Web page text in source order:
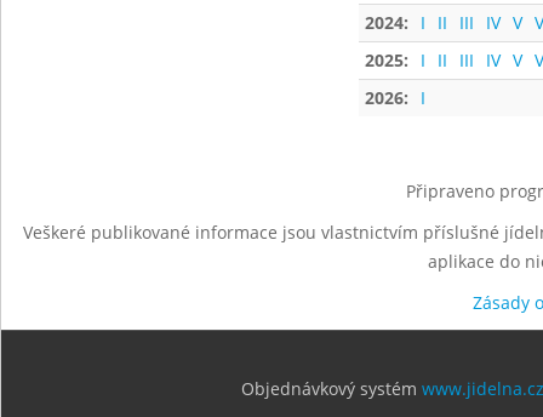
2024:
I II III IV V
2025:
I II III IV V
2026:
I
Připraveno
Veškeré publikované informace jsou vlastnictvím příslušné
aplikace do
Zásady
Objednávkový systém www.jidelna.cz